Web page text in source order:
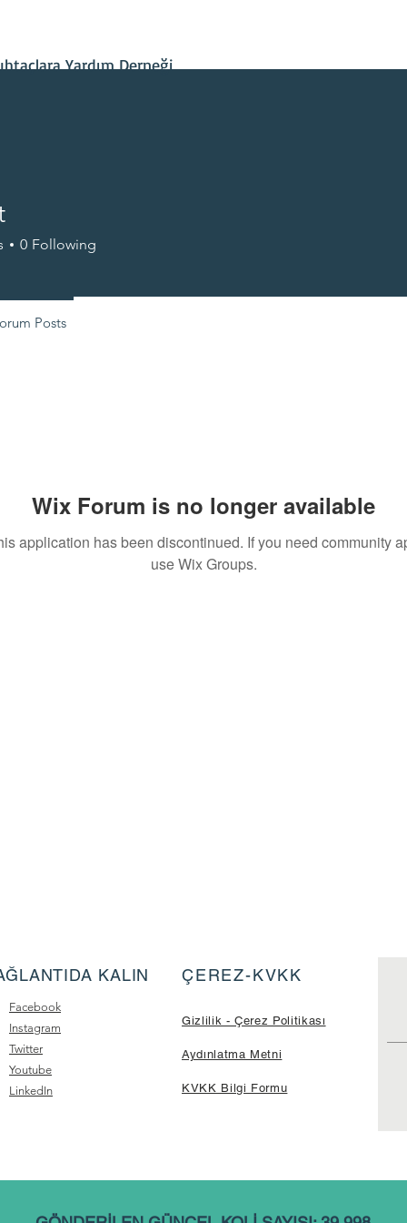
Yardım Derneği
Wix Forum is no longer available
application has been discontinued. If you need community
use Wix Groups.
0 Following
Posts
KALIN
Facebook
Instagram
Twitter
Youtube
LinkedIn
ÇEREZ-KVKK
Gizlilik - Çerez Politikası
Aydınlatma Metni
KVKK Bilgi Formu